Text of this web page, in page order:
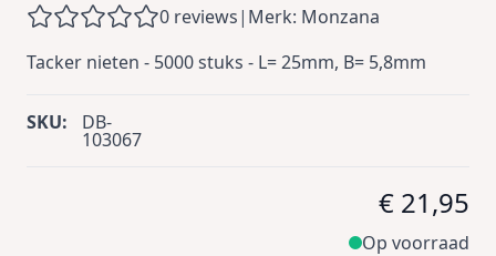
0 reviews| Merk: Monzana
Tacker nieten - 5000 stuks - L= 25mm, B= 5,8mm
SKU: DB-
103067
€ 21,95
Op voorraad